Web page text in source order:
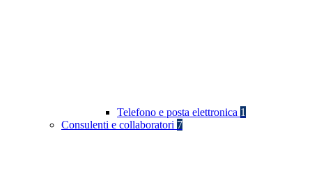
Telefono e posta elettronica 1
Consulenti e collaboratori 7